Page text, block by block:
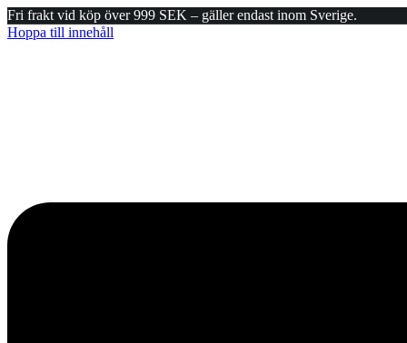
Fri frakt vid köp över 999 SEK – gäller endast inom Sverige.
Hoppa till innehåll